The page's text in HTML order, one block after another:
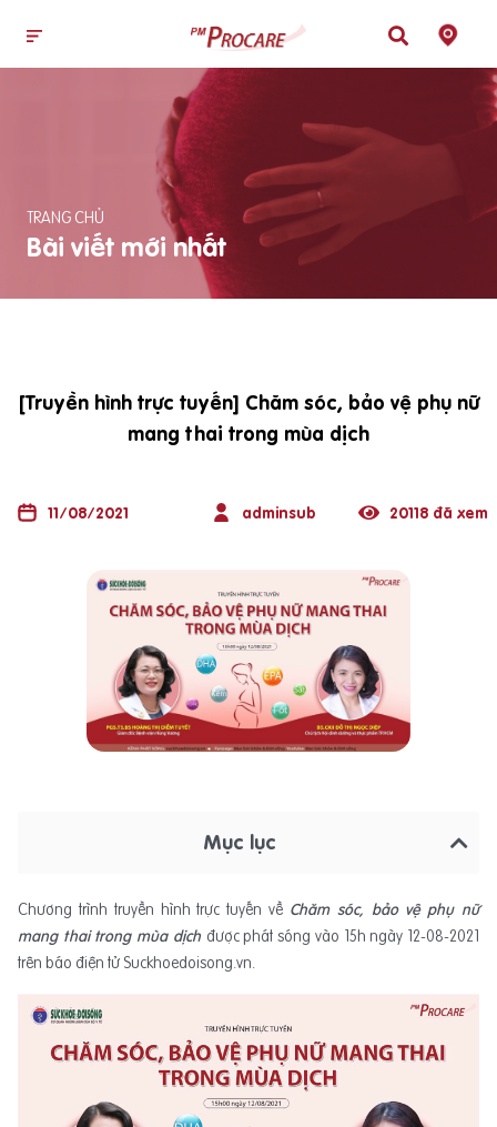
TRANG CHỦ
Bài viết mới nhất
[Truyền hình trực tuyến] Chăm sóc, bảo vệ phụ nữ
mang thai trong mùa dịch
11/08/2021 adminsub 20118 đã xem
Mục lục
Chương trình truyền hình trực tuyến về Chăm sóc, bảo vệ phụ nữ
mang thai trong mùa dịch được phát sóng vào 15h ngày 12-08-2021
trên báo điện tử Suckhoedoisong.vn.